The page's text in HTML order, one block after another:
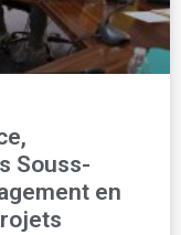
Souss-
en